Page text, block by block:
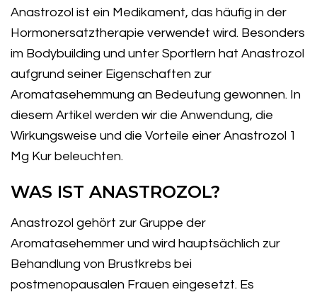
Anastrozol ist ein Medikament, das häufig in der
Hormonersatztherapie verwendet wird. Besonders
im Bodybuilding und unter Sportlern hat Anastrozol
aufgrund seiner Eigenschaften zur
Aromatasehemmung an Bedeutung gewonnen. In
diesem Artikel werden wir die Anwendung, die
Wirkungsweise und die Vorteile einer Anastrozol 1
Mg Kur beleuchten.
WAS IST ANASTROZOL?
Anastrozol gehört zur Gruppe der
Aromatasehemmer und wird hauptsächlich zur
Behandlung von Brustkrebs bei
postmenopausalen Frauen eingesetzt. Es